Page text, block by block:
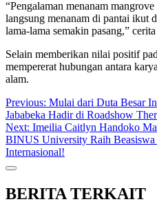
“Pengalaman menanam
langsung menanam di pantai ikut
lama-lama semakin pasang,”
Selain memberikan nilai positif
mempererat hubungan antara
alam.
Post
navigation
Previous: Mulai dari Duta Besar
Jababeka Hadir di Roadshow
Next: Imeilia Caitlyn Handoko
BINUS University Raih
Internasional!
BERITA TERKAIT